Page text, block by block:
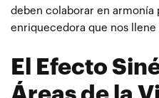
deben colaborar en armonía
enriquecedora que nos
El Efecto